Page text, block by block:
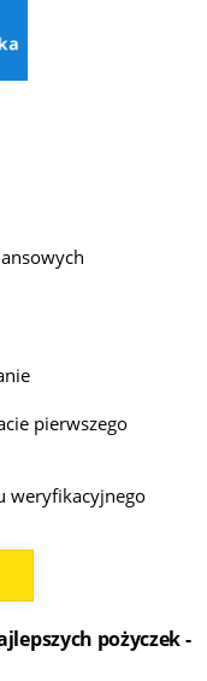
pierwszego
weryfikacyjnego
pożyczek -